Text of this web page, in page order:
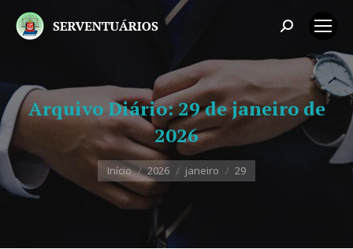
Search:
Arquivo Diário:29 de janeiro de
2026
Você está aqui:
Início 2026 janeiro 29